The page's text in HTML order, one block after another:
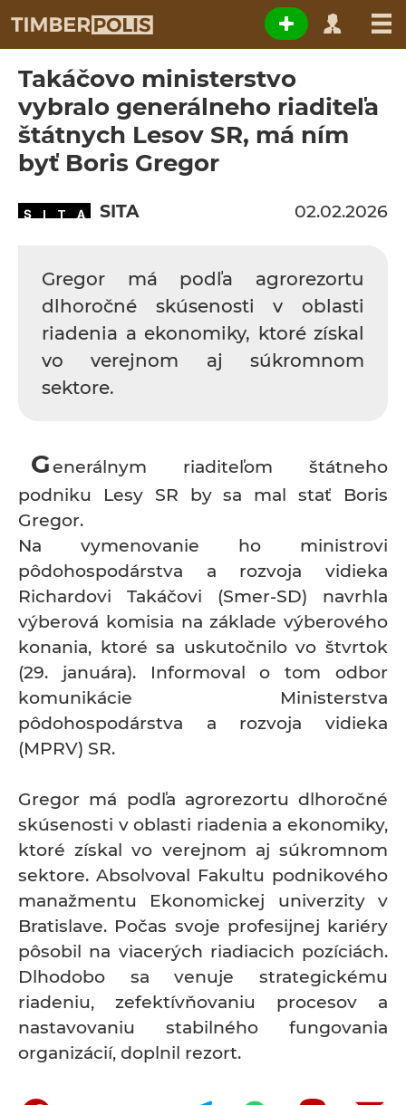
Takáčovo ministerstvo
vybralo generálneho riaditeľa
štátnych Lesov SR, má ním
byť Boris Gregor
SITA 02.02.2026
Gregor má podľa agrorezortu
dlhoročné skúsenosti v oblasti
riadenia a ekonomiky, ktoré získal
vo verejnom aj súkromnom
sektore.
Generálnym riaditeľom štátneho
podniku Lesy SR by sa mal stať Boris
Gregor.
Na vymenovanie ho ministrovi
pôdohospodárstva a rozvoja vidieka
Richardovi Takáčovi (Smer-SD) navrhla
výberová komisia na základe výberového
konania, ktoré sa uskutočnilo vo štvrtok
(29. januára). Informoval o tom odbor
komunikácie Ministerstva
pôdohospodárstva a rozvoja vidieka
(MPRV) SR.
Gregor má podľa agrorezortu dlhoročné
skúsenosti v oblasti riadenia a ekonomiky,
ktoré získal vo verejnom aj súkromnom
sektore. Absolvoval Fakultu podnikového
manažmentu Ekonomickej univerzity v
Bratislave. Počas svoje profesijnej kariéry
pôsobil na viacerých riadiacich pozíciách.
Dlhodobo sa venuje strategickému
riadeniu, zefektívňovaniu procesov a
nastavovaniu stabilného fungovania
organizácií, doplnil rezort.